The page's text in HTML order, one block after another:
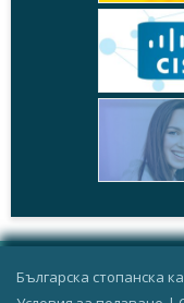
Българска стопанска